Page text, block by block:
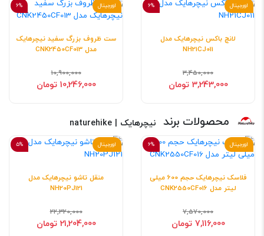
6% اورجینال
لانچ باکس نیچرهایک مدل
NH21CJ011
3,450,000
3,243,000 تومان
6% اورجینال
ست ظروف بزرگ سفید نیچرهایک
مدل CNK2450CF013
10,900,000
10,246,000 تومان
محصولات برند نیچرهایک | naturehike
6% اورجینال
فلاسک نیچرهایک حجم 600 میلی
لیتر مدل CNK2550CF016
7,570,000
7,116,000 تومان
5% اورجینال
منقل تاشو نیچرهایک مدل
NH20PJ121
22,320,000
21,204,000 تومان